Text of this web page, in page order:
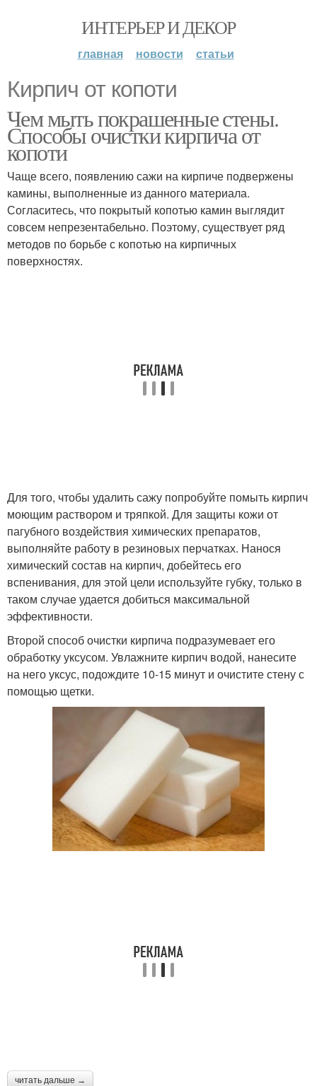
ИНТЕРЬЕР И ДЕКОР
главная новости статьи
Кирпич от копоти
Чем мыть покрашенные стены.
Способы очистки кирпича от
копоти
Чаще всего, появлению сажи на кирпиче подвержены
камины, выполненные из данного материала.
Согласитесь, что покрытый копотью камин выглядит
совсем непрезентабельно. Поэтому, существует ряд
методов по борьбе с копотью на кирпичных
поверхностях.
Для того, чтобы удалить сажу попробуйте помыть кирпич
моющим раствором и тряпкой. Для защиты кожи от
пагубного воздействия химических препаратов,
выполняйте работу в резиновых перчатках. Нанося
химический состав на кирпич, добейтесь его
вспенивания, для этой цели используйте губку, только в
таком случае удается добиться максимальной
эффективности.
Второй способ очистки кирпича подразумевает его
обработку уксусом. Увлажните кирпич водой, нанесите
на него уксус, подождите 10-15 минут и очистите стену с
помощью щетки.
читать дальше →